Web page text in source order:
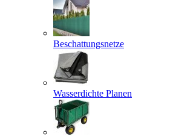
Beschattungsnetze
Wasserdichte Planen